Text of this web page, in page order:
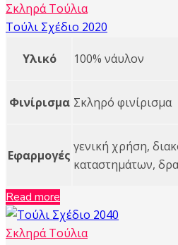
Σκληρά Τούλια
Τούλι Σχέδιο 2020
Υλικό 100% νάυλον
Φινίρισμα Σκληρό φινίρισμα
Εφαρμογές
γενική χρήση,
καταστημάτων,
Read more
Σκληρά Τούλια